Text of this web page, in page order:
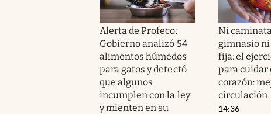
Alerta de Profeco:
Gobierno analizó 54
alimentos húmedos
para gatos y detectó
que algunos
incumplen con la ley
y mienten en su
Ni
gimnasio
fija: el
para cuidar
corazón:
circulación
14:36